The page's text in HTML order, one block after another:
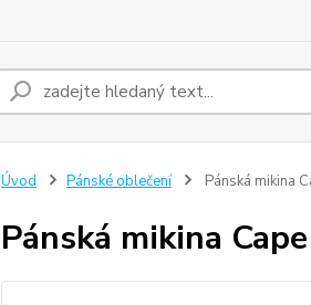
Úvod Pánské oblečení Pánská mikina
Pánská mikina